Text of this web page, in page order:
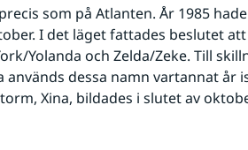
som på Atlanten. År 1985
I det läget fattades beslutet
Yolanda och Zelda/Zeke. Till
används dessa namn vartannat år
Xina, bildades i slutet av